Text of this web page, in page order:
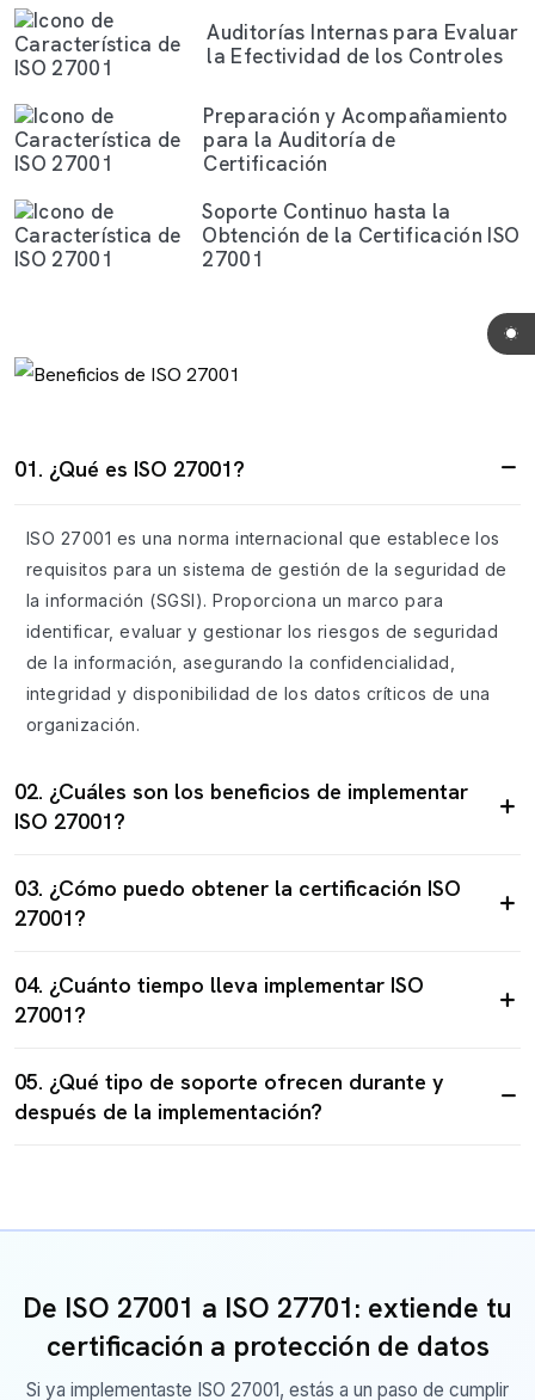
Auditorías Internas para Evaluar
la Efectividad de los Controles
Preparación y Acompañamiento
para la Auditoría de
Certificación
Soporte Continuo hasta la
Obtención de la Certificación ISO
27001
01. ¿Qué es ISO 27001?
ISO 27001 es una norma internacional que establece los
requisitos para un sistema de gestión de la seguridad de
la información (SGSI). Proporciona un marco para
identificar, evaluar y gestionar los riesgos de seguridad
de la información, asegurando la confidencialidad,
integridad y disponibilidad de los datos críticos de una
organización.
02. ¿Cuáles son los beneficios de implementar
ISO 27001?
03. ¿Cómo puedo obtener la certificación ISO
27001?
04. ¿Cuánto tiempo lleva implementar ISO
27001?
05. ¿Qué tipo de soporte ofrecen durante y
después de la implementación?
De ISO 27001 a ISO 27701: extiende tu
certificación a protección de datos
Si ya implementaste ISO 27001, estás a un paso de cumplir